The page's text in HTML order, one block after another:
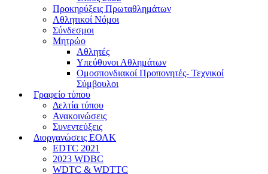
Προκηρύξεις Πρωταθλημάτων
Αθλητικοί Νόμοι
Σύνδεσμοι
Μητρώο
Αθλητές
Υπεύθυνοι Αθλημάτων
Ομοσπονδιακοί Προπονητές- Τεχνικοί
Σύμβουλοι
Γραφείο τύπου
Δελτία τύπου
Ανακοινώσεις
Συνεντεύξεις
Διοργανώσεις ΕΟΑΚ
EDTC 2021
2023 WDBC
WDTC & WDTTC